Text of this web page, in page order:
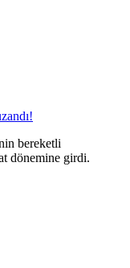
bereketli
dönemine girdi.